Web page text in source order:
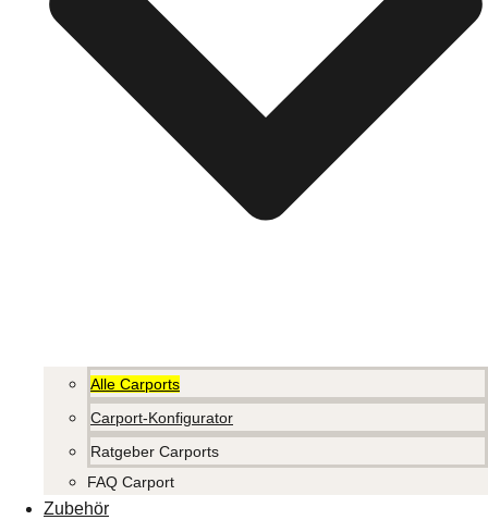
Alle Carports
Carport-Konfigurator
Ratgeber Carports
FAQ Carport
Zubehör